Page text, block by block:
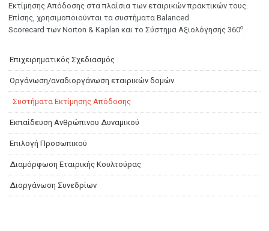
Εκτίμησης Απόδοσης στα πλαίσια των εταιρικών πρακτικών τους.
Επίσης, χρησιμοποιούνται τα συστήματα Balanced
Scorecard των Νorton & Kaplan και το Σύστημα Αξιολόγησης 360ο.
Επιχειρηματικός Σχεδιασμός
Οργάνωση/αναδιοργάνωση εταιρικών δομών
Συστήματα Εκτίμησης Απόδοσης
Εκπαίδευση Ανθρώπινου Δυναμικού
Επιλογή Προσωπικού
Διαμόρφωση Εταιρικής Κουλτούρας
Διοργάνωση Συνεδρίων